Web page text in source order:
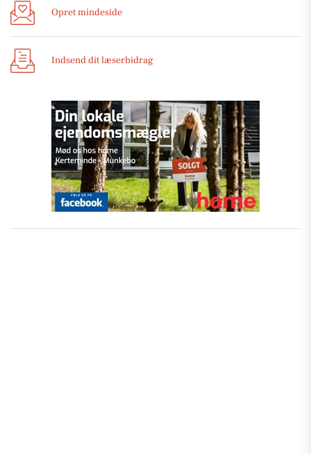
Opret mindeside
Indsend dit læserbidrag